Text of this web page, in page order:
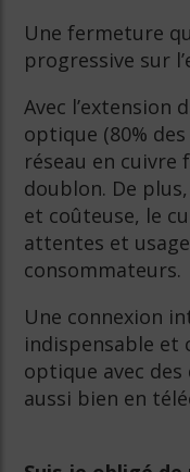
Une fermeture
progressive sur
Avec l’extension
optique (80%
réseau en cuivre
doublon. De
et coûteuse, le
attentes et
consommateurs.
Une connexion
indispensable et
optique avec
aussi bien en